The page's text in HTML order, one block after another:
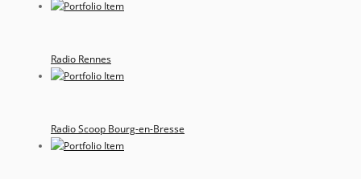
Radio Rennes
Radio Scoop Bourg-en-Bresse